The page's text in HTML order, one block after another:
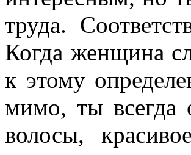
труда.
Когда женщина
к этому
мимо, ты всегда
волосы,